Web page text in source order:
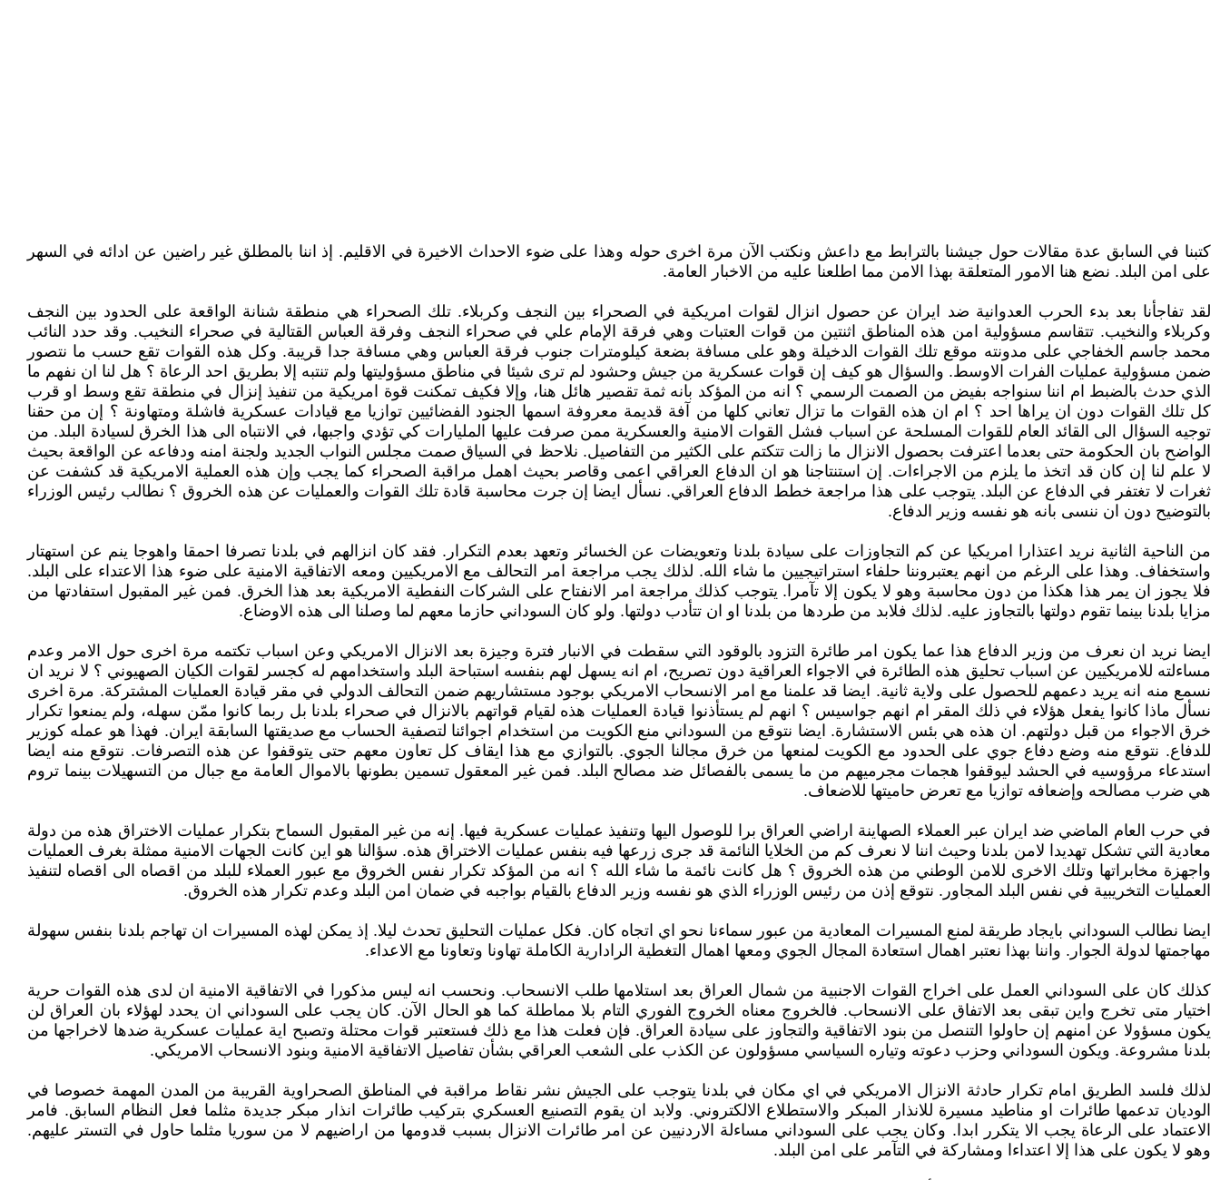
كتبنا في السابق عدة مقالات حول جيشنا بالترابط مع داعش ونكتب الآن مرة اخرى حوله وهذا على ضوء الاحداث الاخيرة في الاقليم. إذ اننا بالمطلق غير راضين عن ادائه في السهر
على امن البلد. نضع هنا الامور المتعلقة بهذا الامن مما اطلعنا عليه من الاخبار العامة.
لقد تفاجأنا بعد بدء الحرب العدوانية ضد ايران عن حصول انزال لقوات امريكية في الصحراء بين النجف وكربلاء. تلك الصحراء هي منطقة شنانة الواقعة على الحدود بين النجف
وكربلاء والنخيب. تتقاسم مسؤولية امن هذه المناطق اثنتين من قوات العتبات وهي فرقة الإمام علي في صحراء النجف وفرقة العباس القتالية في صحراء النخيب. وقد حدد النائب
محمد جاسم الخفاجي على مدونته موقع تلك القوات الدخيلة وهو على مسافة بضعة كيلومترات جنوب فرقة العباس وهي مسافة جدا قريبة. وكل هذه القوات تقع حسب ما نتصور
ضمن مسؤولية عمليات الفرات الاوسط. والسؤال هو كيف إن قوات عسكرية من جيش وحشود لم ترى شيئا في مناطق مسؤوليتها ولم تنتبه إلا بطريق احد الرعاة ؟ هل لنا ان نفهم ما
الذي حدث بالضبط ام اننا سنواجه بفيض من الصمت الرسمي ؟ انه من المؤكد بانه ثمة تقصير هائل هنا، وإلا فكيف تمكنت قوة امريكية من تنفيذ إنزال في منطقة تقع وسط او قرب
كل تلك القوات دون ان يراها احد ؟ ام ان هذه القوات ما تزال تعاني كلها من آفة قديمة معروفة اسمها الجنود الفضائيين توازيا مع قيادات عسكرية فاشلة ومتهاونة ؟ إن من حقنا
توجيه السؤال الى القائد العام للقوات المسلحة عن اسباب فشل القوات الامنية والعسكرية ممن صرفت عليها المليارات كي تؤدي واجبها، في الانتباه الى هذا الخرق لسيادة البلد. من
الواضح بان الحكومة حتى بعدما اعترفت بحصول الانزال ما زالت تتكتم على الكثير من التفاصيل. نلاحظ في السياق صمت مجلس النواب الجديد ولجنة امنه ودفاعه عن الواقعة بحيث
لا علم لنا إن كان قد اتخذ ما يلزم من الاجراءات. إن استنتاجنا هو ان الدفاع العراقي اعمى وقاصر بحيث اهمل مراقبة الصحراء كما يجب وإن هذه العملية الامريكية قد كشفت عن
ثغرات لا تغتفر في الدفاع عن البلد. يتوجب على هذا مراجعة خطط الدفاع العراقي. نسأل ايضا إن جرت محاسبة قادة تلك القوات والعمليات عن هذه الخروق ؟ نطالب رئيس الوزراء
بالتوضيح دون ان ننسى بانه هو نفسه وزير الدفاع.
من الناحية الثانية نريد اعتذارا امريكيا عن كم التجاوزات على سيادة بلدنا وتعويضات عن الخسائر وتعهد بعدم التكرار. فقد كان انزالهم في بلدنا تصرفا احمقا واهوجا ينم عن استهتار
واستخفاف. وهذا على الرغم من انهم يعتبروننا حلفاء استراتيجيين ما شاء الله. لذلك يجب مراجعة امر التحالف مع الامريكيين ومعه الاتفاقية الامنية على ضوء هذا الاعتداء على البلد.
فلا يجوز ان يمر هذا هكذا من دون محاسبة وهو لا يكون إلا تآمرا. يتوجب كذلك مراجعة امر الانفتاح على الشركات النفطية الامريكية بعد هذا الخرق. فمن غير المقبول استفادتها من
مزايا بلدنا بينما تقوم دولتها بالتجاوز عليه. لذلك فلابد من طردها من بلدنا او ان تتأدب دولتها. ولو كان السوداني حازما معهم لما وصلنا الى هذه الاوضاع.
ايضا نريد ان نعرف من وزير الدفاع هذا عما يكون امر طائرة التزود بالوقود التي سقطت في الانبار فترة وجيزة بعد الانزال الامريكي وعن اسباب تكتمه مرة اخرى حول الامر وعدم
مساءلته للامريكيين عن اسباب تحليق هذه الطائرة في الاجواء العراقية دون تصريح، ام انه يسهل لهم بنفسه استباحة البلد واستخدامهم له كجسر لقوات الكيان الصهيوني ؟ لا نريد ان
نسمع منه انه يريد دعمهم للحصول على ولاية ثانية. ايضا قد علمنا مع امر الانسحاب الامريكي بوجود مستشاريهم ضمن التحالف الدولي في مقر قيادة العمليات المشتركة. مرة اخرى
نسأل ماذا كانوا يفعل هؤلاء في ذلك المقر ام انهم جواسيس ؟ انهم لم يستأذنوا قيادة العمليات هذه لقيام قواتهم بالانزال في صحراء بلدنا بل ربما كانوا ممّن سهله، ولم يمنعوا تكرار
خرق الاجواء من قبل دولتهم. ان هذه هي بئس الاستشارة. ايضا نتوقع من السوداني منع الكويت من استخدام اجوائنا لتصفية الحساب مع صديقتها السابقة ايران. فهذا هو عمله كوزير
للدفاع. نتوقع منه وضع دفاع جوي على الحدود مع الكويت لمنعها من خرق مجالنا الجوي. بالتوازي مع هذا ايقاف كل تعاون معهم حتى يتوقفوا عن هذه التصرفات. نتوقع منه ايضا
استدعاء مرؤوسيه في الحشد ليوقفوا هجمات مجرميهم من ما يسمى بالفصائل ضد مصالح البلد. فمن غير المعقول تسمين بطونها بالاموال العامة مع جبال من التسهيلات بينما تروم
هي ضرب مصالحه وإضعافه توازيا مع تعرض حاميتها للاضعاف.
في حرب العام الماضي ضد ايران عبر العملاء الصهاينة اراضي العراق برا للوصول اليها وتنفيذ عمليات عسكرية فيها. إنه من غير المقبول السماح بتكرار عمليات الاختراق هذه من دولة
معادية التي تشكل تهديدا لامن بلدنا وحيث اننا لا نعرف كم من الخلايا النائمة قد جرى زرعها فيه بنفس عمليات الاختراق هذه. سؤالنا هو اين كانت الجهات الامنية ممثلة بغرف العمليات
واجهزة مخابراتها وتلك الاخرى للامن الوطني من هذه الخروق ؟ هل كانت نائمة ما شاء الله ؟ انه من المؤكد تكرار نفس الخروق مع عبور العملاء للبلد من اقصاه الى اقصاه لتنفيذ
العمليات التخريبية في نفس البلد المجاور. نتوقع إذن من رئيس الوزراء الذي هو نفسه وزير الدفاع بالقيام بواجبه في ضمان امن البلد وعدم تكرار هذه الخروق.
ايضا نطالب السوداني بايجاد طريقة لمنع المسيرات المعادية من عبور سماءنا نحو اي اتجاه كان. فكل عمليات التحليق تحدث ليلا. إذ يمكن لهذه المسيرات ان تهاجم بلدنا بنفس سهولة
مهاجمتها لدولة الجوار. واننا بهذا نعتبر اهمال استعادة المجال الجوي ومعها اهمال التغطية الرادارية الكاملة تهاونا وتعاونا مع الاعداء.
كذلك كان على السوداني العمل على اخراج القوات الاجنبية من شمال العراق بعد استلامها طلب الانسحاب. ونحسب انه ليس مذكورا في الاتفاقية الامنية ان لدى هذه القوات حرية
اختيار متى تخرج واين تبقى بعد الاتفاق على الانسحاب. فالخروج معناه الخروج الفوري التام بلا مماطلة كما هو الحال الآن. كان يجب على السوداني ان يحدد لهؤلاء بان العراق لن
يكون مسؤولا عن امنهم إن حاولوا التنصل من بنود الاتفاقية والتجاوز على سيادة العراق. فإن فعلت هذا مع ذلك فستعتبر قوات محتلة وتصبح اية عمليات عسكرية ضدها لاخراجها من
بلدنا مشروعة. ويكون السوداني وحزب دعوته وتياره السياسي مسؤولون عن الكذب على الشعب العراقي بشأن تفاصيل الاتفاقية الامنية وبنود الانسحاب الامريكي.
لذلك فلسد الطريق امام تكرار حادثة الانزال الامريكي في اي مكان في بلدنا يتوجب على الجيش نشر نقاط مراقبة في المناطق الصحراوية القريبة من المدن المهمة خصوصا في
الوديان تدعمها طائرات او مناطيد مسيرة للانذار المبكر والاستطلاع الالكتروني. ولابد ان يقوم التصنيع العسكري بتركيب طائرات انذار مبكر جديدة مثلما فعل النظام السابق. فامر
الاعتماد على الرعاة يجب الا يتكرر ابدا. وكان يجب على السوداني مساءلة الاردنيين عن امر طائرات الانزال بسبب قدومها من اراضيهم لا من سوريا مثلما حاول في التستر عليهم.
وهو لا يكون على هذا إلا اعتداءا ومشاركة في التآمر على امن البلد.